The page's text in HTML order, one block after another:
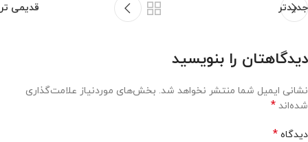
جدیدتر قدیمی تر
دیدگاهتان را بنویسید
نشانی ایمیل شما منتشر نخواهد شد. بخش‌های موردنیاز علامت‌گذاری
شده‌اند *
دیدگاه *